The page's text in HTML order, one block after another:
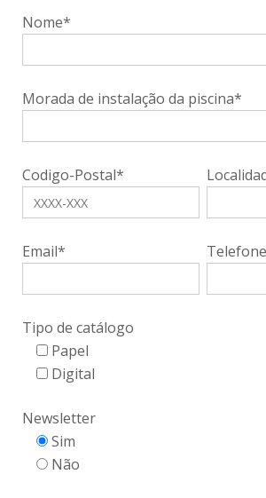
Nome*
Morada de instalação da piscina*
Codigo-Postal*
Email*
Tipo de catálogo
Papel
Digital
Newsletter
Sim
Não